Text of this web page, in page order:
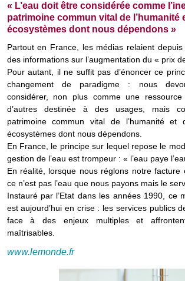
« L’eau doit être considérée comme
patrimoine commun vital de l’humanité
écosystèmes dont nous dépendons »
Partout en France, les médias relaient
des informations sur l’augmentation du « prix de
Pour autant, il ne suffit pas d’énoncer ce
changement de paradigme : nous
considérer, non plus comme une
d’autres destinée à des usages, mais
patrimoine commun vital de l’humanité et
écosystèmes dont nous dépendons.
En France, le principe sur lequel repose le
gestion de l’eau est trompeur : « l’eau paye
En réalité, lorsque nous réglons notre facture
ce n’est pas l’eau que nous payons mais le
Instauré par l’Etat dans les années 1990, ce
est aujourd’hui en crise : les services publics
face à des enjeux multiples et
maîtrisables.
www.lemonde.fr